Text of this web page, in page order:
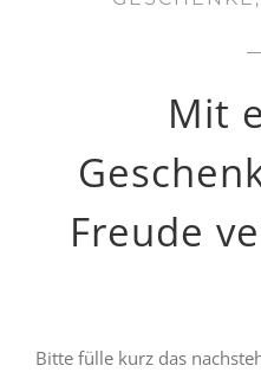
Mit
Freude
Bitte fülle kurz das